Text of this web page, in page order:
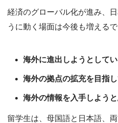
経済のグローバル化が進み、
うに動く場面は今後も増えるで
海外に進出しようとして
海外の拠点の拡充を目指
海外の情報を入手しよう
留学生は、母国語と日本語、